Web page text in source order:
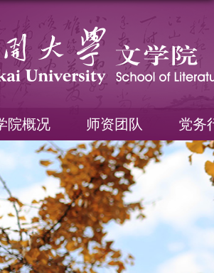
院概况 师资团队 党务